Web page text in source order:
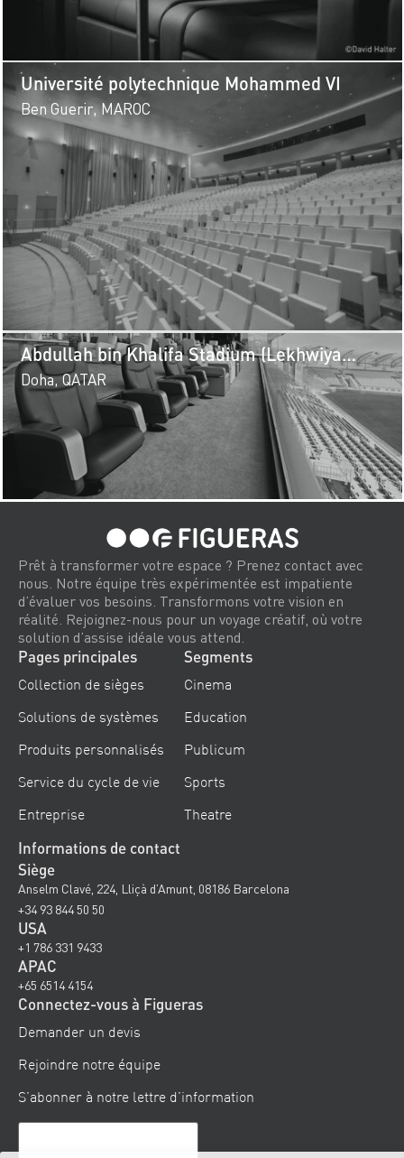
Université polytechnique Mohammed VI
Ben Guerir, MAROC
Abdullah bin Khalifa Stadium (Lekhwiya
Stadium)
Doha, QATAR
Prêt à transformer votre espace ? Prenez contact avec
nous. Notre équipe très expérimentée est impatiente
d’évaluer vos besoins. Transformons votre vision en
réalité. Rejoignez-nous pour un voyage créatif, où votre
solution d’assise idéale vous attend.
Pages principales
Collection de sièges
Solutions de systèmes
Produits personnalisés
Service du cycle de vie
Entreprise
Segments
Cinema
Education
Publicum
Sports
Theatre
Informations de contact
Siège
Anselm Clavé, 224, Lliçà d’Amunt, 08186 Barcelona
+34 93 844 50 50
USA
+1 786 331 9433
APAC
+65 6514 4154
Connectez-vous à Figueras
Demander un devis
Rejoindre notre équipe
S’abonner à notre lettre d’information